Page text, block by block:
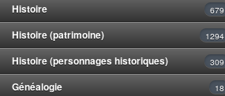
Histoire 679
Histoire (patrimoine) 1294
Histoire (personnages historiques) 309
Généalogie 18